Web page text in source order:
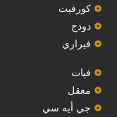
‏كورفيت‏
دودج
فيراري
فيات
معقل
‏جي أيه سي‏